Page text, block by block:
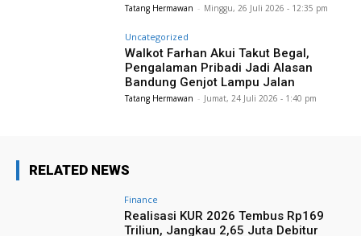
Tatang Hermawan - Minggu, 26 Juli 2026 - 12:35 pm
Uncategorized
Walkot Farhan Akui Takut Begal,
Pengalaman Pribadi Jadi Alasan
Bandung Genjot Lampu Jalan
Tatang Hermawan - Jumat, 24 Juli 2026 - 1:40 pm
RELATED NEWS
Finance
Realisasi KUR 2026 Tembus Rp169
Triliun, Jangkau 2,65 Juta Debitur